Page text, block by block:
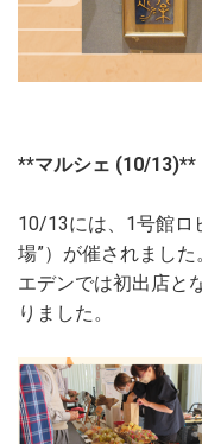
**マルシェ (10/13)**
10/13には、1号館ロ
場”）が催されました
エデンでは初出店と
りました。